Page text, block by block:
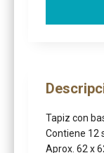
Tapiz con
Contiene 12
Aprox. 62 x